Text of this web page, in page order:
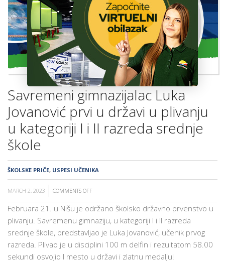
ŠKOLA
Savremeni gimnazijalac Luka
Jovanović prvi u državi u plivanju
u kategoriji I i II razreda srednje
škole
ŠKOLSKE PRIČE, USPESI UČENIKA
MARCH 2, 2023 COMMENTS OFF
SAVREMENI
LUKA
JOVANOVIĆ
Februara 21. u Nišu je održano školsko državno prvenstvo u
plivanju. Savremenu gimnaziju, u kategoriji I i II razreda
srednje škole, predstavljao je Luka Jovanović, učenik prvog
razreda. Plivao je u disciplini 100 m delfin i rezultatom 58.00
sekundi osvojio I mesto u državi i zlatnu medalju!